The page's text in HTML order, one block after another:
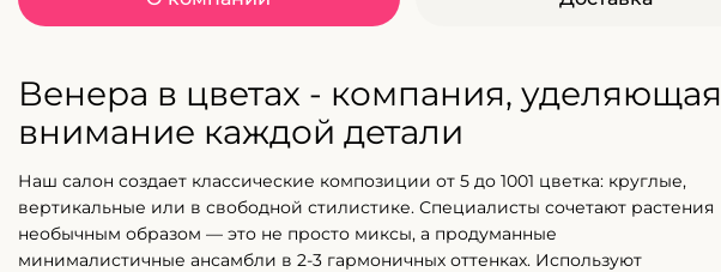
Венера в цветах - компания, уделяющая
внимание каждой детали
Наш салон создает классические композиции от 5 до 1001 цветка: круглые,
вертикальные или в свободной стилистике. Специалисты сочетают растения
необычным образом — это не просто миксы, а продуманные
минималистичные ансамбли в 2-3 гармоничных оттенках. Используют